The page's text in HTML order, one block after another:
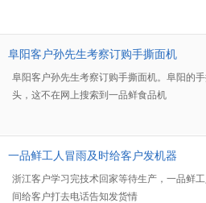
阜阳客户孙先生考察订购手撕面机
阜阳客户孙先生考察订购手撕面机。阜阳的
头，这不在网上搜索到一品鲜食品机
一品鲜工人冒雨及时给客户发机器
浙江客户学习完技术回家等待生产，一品鲜
间给客户打去电话告知发货情